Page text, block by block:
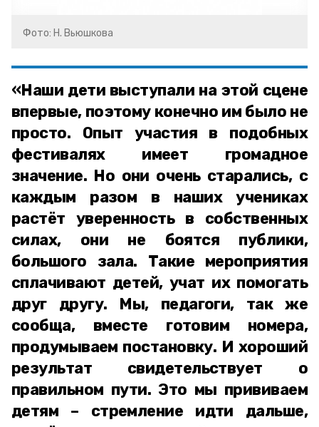
Фото: Н. Вьюшкова
«Наши дети выступали на этой сцене
впервые, поэтому конечно им было не
просто. Опыт участия в подобных
фестивалях имеет громадное
значение. Но они очень старались, с
каждым разом в наших учениках
растёт уверенность в собственных
силах, они не боятся публики,
большого зала. Такие мероприятия
сплачивают детей, учат их помогать
друг другу. Мы, педагоги, так же
сообща, вместе готовим номера,
продумываем постановку. И хороший
результат свидетельствует о
правильном пути. Это мы прививаем
детям – стремление идти дальше,